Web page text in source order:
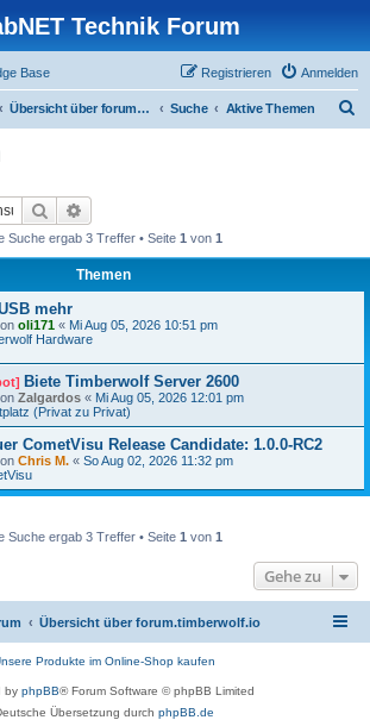
Technik Forum
Base Anmelden
Registrieren
Übersicht über forum.timberwolf.io Suche Aktive Themen
Suche
Suche ergab 3 Treffer • Seite 1 von 1
Themen
mehr
oli171 « Mi Aug 05, 2026 10:51 pm
Hardware
Biete Timberwolf Server 2600
Zalgardos « Mi Aug 05, 2026 12:01 pm
(Privat zu Privat)
CometVisu Release Candidate: 1.0.0-RC2
Chris M. « So Aug 02, 2026 11:32 pm
Suche ergab 3 Treffer • Seite 1 von 1
Gehe zu
Übersicht über forum.timberwolf.io
Produkte im Online-Shop kaufen
by phpBB® Forum Software © phpBB Limited
Übersetzung durch phpBB.de